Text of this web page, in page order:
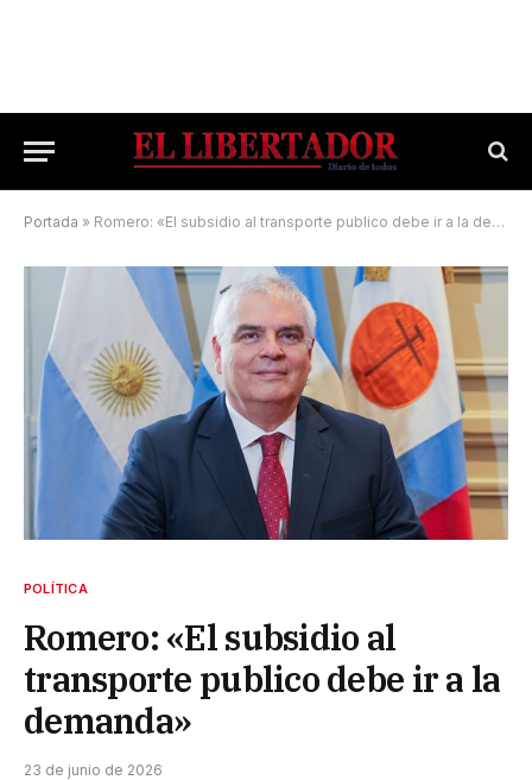
Portada » Romero: «El subsidio al transporte publico debe ir a la demanda»
POLÍTICA
Romero: «El subsidio al
transporte publico debe ir a la
demanda»
23 de junio de 2026